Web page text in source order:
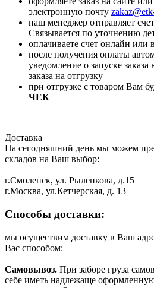
электронную почту
наш менеджер отправляет
Связывается по уточнению
оплачиваете счет онлайн или
после получения оплаты
уведомление о запуске заказа
заказа на отгрузку
при отгрузке с товаром Вам
ЧЕК
Доставка
На сегодняшний день мы можем
складов на Ваш выбор:
г.Смоленск, ул. Рыленкова, д.15
г.Москва, ул.Кетчерская, д. 13
Способы доставки:
мы осуществим доставку в Ваш
Вас способом:
Самовывоз. При заборе груза
себе иметь надлежаще